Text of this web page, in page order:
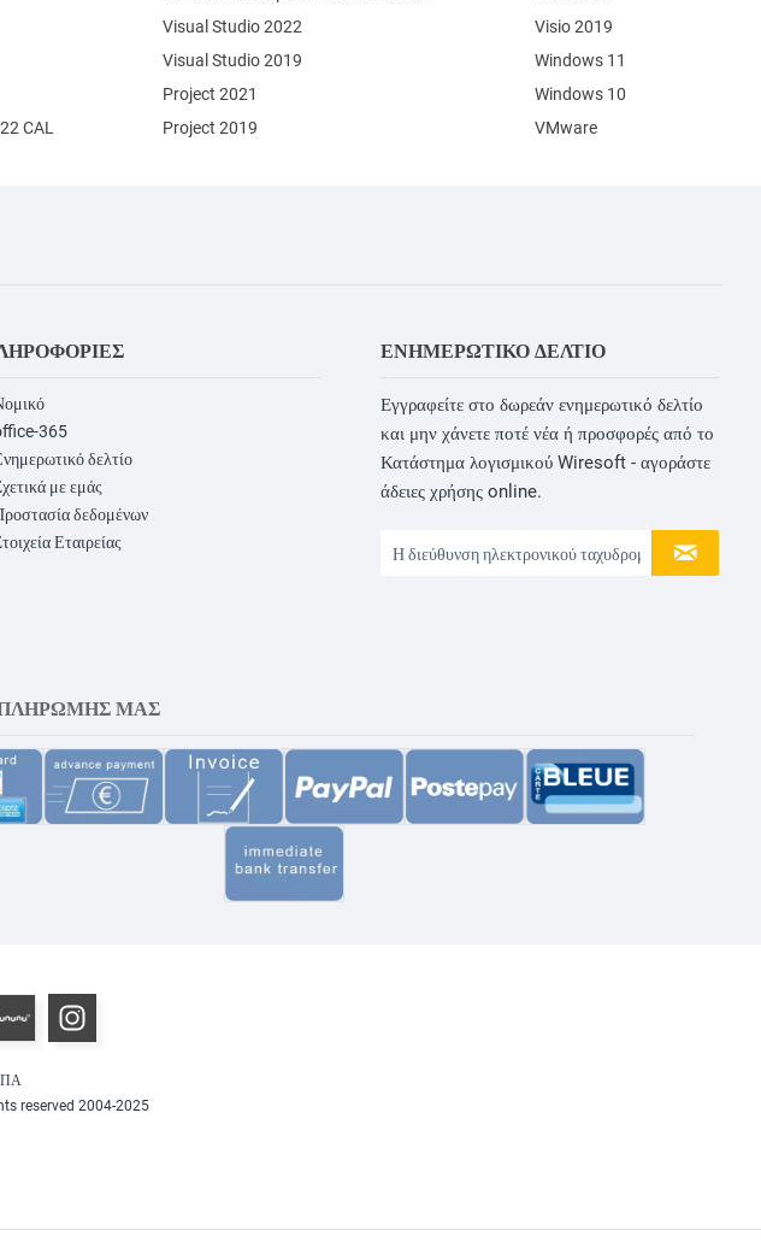
CAL
Visual Studio 2022
Visual Studio 2019
Project 2021
Project 2019
Visio 2019
Windows 11
Windows 10
VMware
365
δελτίο
με εμάς
δεδομένων
Εταιρείας
ΕΝΗΜΕΡΩΤΙΚΌ ΔΕΛΤΊΟ
Εγγραφείτε στο δωρεάν ενημερωτικό δελτίο
και μην χάνετε ποτέ νέα ή προσφορές από το
Κατάστημα λογισμικού Wiresoft - αγοράστε
άδειες χρήσης online.
ΜΑΣ
reserved 2004-2025